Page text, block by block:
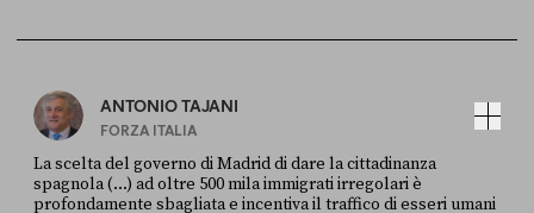
ANTONIO TAJANI
FORZA ITALIA
La scelta del governo di Madrid di dare la cittadinanza
spagnola (...) ad oltre 500 mila immigrati irregolari è
profondamente sbagliata e incentiva il traffico di esseri umani